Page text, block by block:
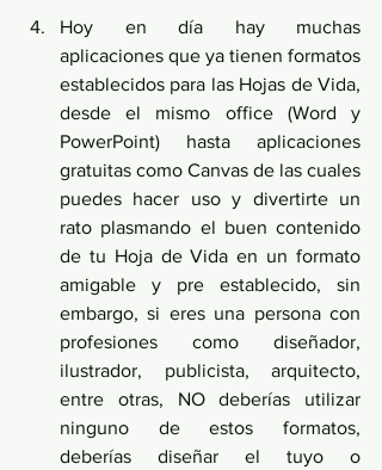
Hoy en día hay muchas
aplicaciones que ya tienen formatos
establecidos para las Hojas de Vida,
desde el mismo office (Word y
PowerPoint) hasta aplicaciones
gratuitas como Canvas de las cuales
puedes hacer uso y divertirte un
rato plasmando el buen contenido
de tu Hoja de Vida en un formato
amigable y pre establecido, sin
embargo, si eres una persona con
profesiones como diseñador,
ilustrador, publicista, arquitecto,
entre otras, NO deberías utilizar
ninguno de estos formatos,
deberías diseñar el tuyo o